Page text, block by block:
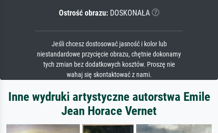
Ostrość obrazu:DOSKONAŁA
Jeśli chcesz dostosować jasność i kolor lub
niestandardowe przycięcie obrazu, chętnie dokonamy
tych zmian bez dodatkowych kosztów. Proszę nie
wahaj się skontaktować z nami.
Inne wydruki artystyczne autorstwa Emile
Jean Horace Vernet